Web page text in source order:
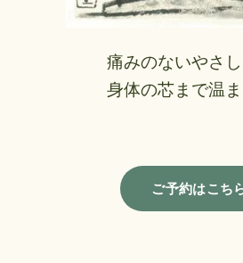
痛みのないやさ
身体の芯まで温
ご予約はこち